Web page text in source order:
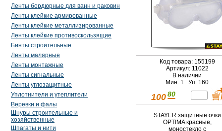
Ленты бордюрные для ванн и раковин
Ленты клейкие армированные
Ленты клейкие металлизированные
Ленты клейкие противоскользящие
Бинты строительные
Ленты малярные
Ленты монтажные
Ленты сигнальные
Ленты углозащитные
Уплотнители и утеплители
Веревки и фалы
Шнуры строительные и
хозяйственные
Шпагаты и нити
Код товара: 155199
Артикул: 11022
В наличии
Мин: 1 Уп: 160
100 80
STAYER защитные очки
OPTIMA красные,
моностекло с